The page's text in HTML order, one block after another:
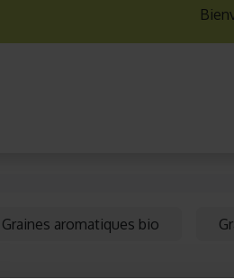
Graines aromatiques bio